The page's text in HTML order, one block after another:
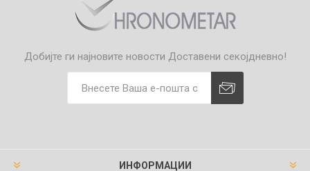
Добијте ги најновите новости Доставени секојдневно!
ИНФОРМАЦИИ